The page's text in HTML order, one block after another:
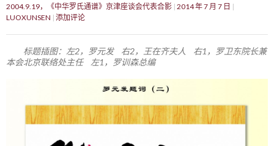
2004.9.19，《中华罗氏通谱》京津座谈会代表合影 2014 年 7 月 7 日
LUOXUNSEN 添加评论
标题插图：左2，罗元发 右2，王在齐夫人 右1，罗卫东院长兼
本会北京联络处主任 左1，罗训森总编